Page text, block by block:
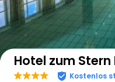
Hotel zum
Kostenlos